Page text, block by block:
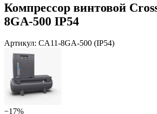
Компрессор винтовой
8GA-500 IP54
Артикул: CA11-8GA-500 (IP54)
−17%